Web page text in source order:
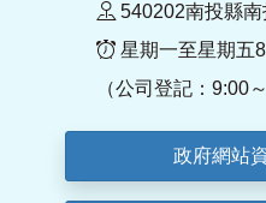
540202南投縣
星期一至星期五
（公司登記：9:00
政府網站